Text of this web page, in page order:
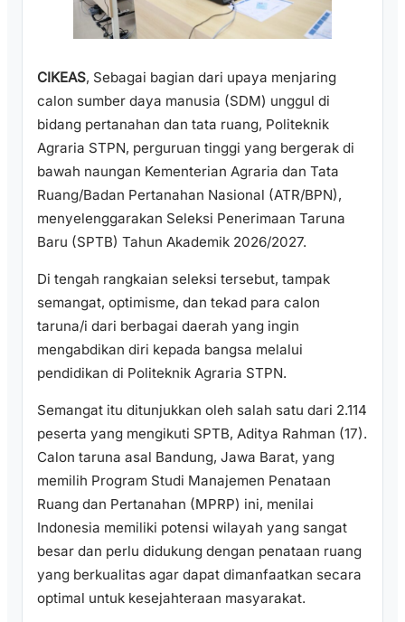
CIKEAS, Sebagai bagian dari upaya menjaring
calon sumber daya manusia (SDM) unggul di
bidang pertanahan dan tata ruang, Politeknik
Agraria STPN, perguruan tinggi yang bergerak di
bawah naungan Kementerian Agraria dan Tata
Ruang/Badan Pertanahan Nasional (ATR/BPN),
menyelenggarakan Seleksi Penerimaan Taruna
Baru (SPTB) Tahun Akademik 2026/2027.
Di tengah rangkaian seleksi tersebut, tampak
semangat, optimisme, dan tekad para calon
taruna/i dari berbagai daerah yang ingin
mengabdikan diri kepada bangsa melalui
pendidikan di Politeknik Agraria STPN.
Semangat itu ditunjukkan oleh salah satu dari 2.114
peserta yang mengikuti SPTB, Aditya Rahman (17).
Calon taruna asal Bandung, Jawa Barat, yang
memilih Program Studi Manajemen Penataan
Ruang dan Pertanahan (MPRP) ini, menilai
Indonesia memiliki potensi wilayah yang sangat
besar dan perlu didukung dengan penataan ruang
yang berkualitas agar dapat dimanfaatkan secara
optimal untuk kesejahteraan masyarakat.